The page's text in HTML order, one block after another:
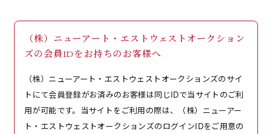
（株）ニューアート・エストウェストオークション
ズの会員IDをお持ちのお客様へ
（株）ニューアート・エストウェストオークションズのサイ
トにて会員登録がお済みのお客様は同じIDで当サイトのご利
用が可能です。当サイトをご利用の際は、（株）ニューアー
ト・エストウェストオークションズのログインIDをご用意の